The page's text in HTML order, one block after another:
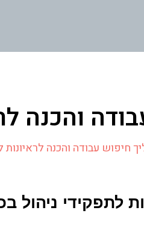
והכנה
חיפוש עבודה והכנה לראיונות
לתפקידי ניהול